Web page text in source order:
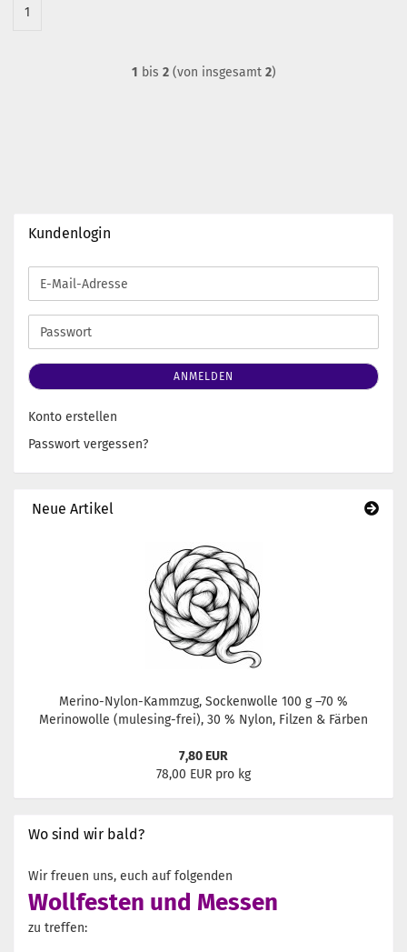
1
1 bis 2(von insgesamt 2)
Kundenlogin
E-
Mail-
Adresse
Passwort
ANMELDEN
Konto erstellen
Passwort vergessen?
Neue Artikel
Merino-Nylon-Kammzug, Sockenwolle 100 g –70 %
Merinowolle (mulesing-frei), 30 % Nylon, Filzen & Färben
7,80 EUR
78,00 EUR pro kg
Wo sind wir bald?
Wir freuen uns, euch auf folgenden
Wollfesten und Messen
zu treffen: